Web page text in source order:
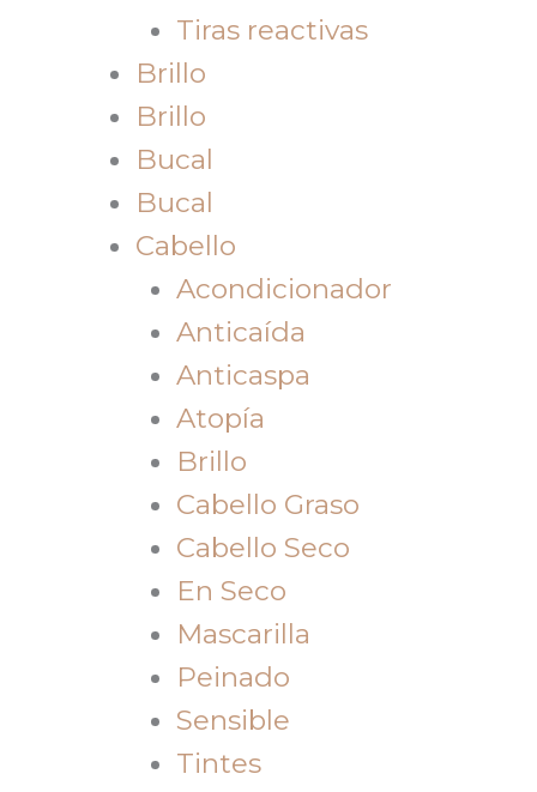
Tiras reactivas
Brillo
Brillo
Bucal
Bucal
Cabello
Acondicionador
Anticaída
Anticaspa
Atopía
Brillo
Cabello Graso
Cabello Seco
En Seco
Mascarilla
Peinado
Sensible
Tintes